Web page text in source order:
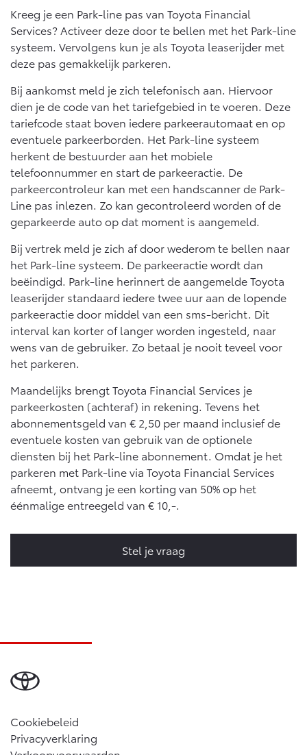
Kreeg je een Park-line pas van Toyota Financial
Services? Activeer deze door te bellen met het Park-line
systeem. Vervolgens kun je als Toyota leaserijder met
deze pas gemakkelijk parkeren.
Bij aankomst meld je zich telefonisch aan. Hiervoor
dien je de code van het tariefgebied in te voeren. Deze
tariefcode staat boven iedere parkeerautomaat en op
eventuele parkeerborden. Het Park-line systeem
herkent de bestuurder aan het mobiele
telefoonnummer en start de parkeeractie. De
parkeercontroleur kan met een handscanner de Park-
Line pas inlezen. Zo kan gecontroleerd worden of de
geparkeerde auto op dat moment is aangemeld.
Bij vertrek meld je zich af door wederom te bellen naar
het Park-line systeem. De parkeeractie wordt dan
beëindigd. Park-line herinnert de aangemelde Toyota
leaserijder standaard iedere twee uur aan de lopende
parkeeractie door middel van een sms-bericht. Dit
interval kan korter of langer worden ingesteld, naar
wens van de gebruiker. Zo betaal je nooit teveel voor
het parkeren.
Maandelijks brengt Toyota Financial Services je
parkeerkosten (achteraf) in rekening. Tevens het
abonnementsgeld van € 2,50 per maand inclusief de
eventuele kosten van gebruik van de optionele
diensten bij het Park-line abonnement. Omdat je het
parkeren met Park-line via Toyota Financial Services
afneemt, ontvang je een korting van 50% op het
éénmalige entreegeld van € 10,-.
Stel je vraag
Cookiebeleid
Privacyverklaring